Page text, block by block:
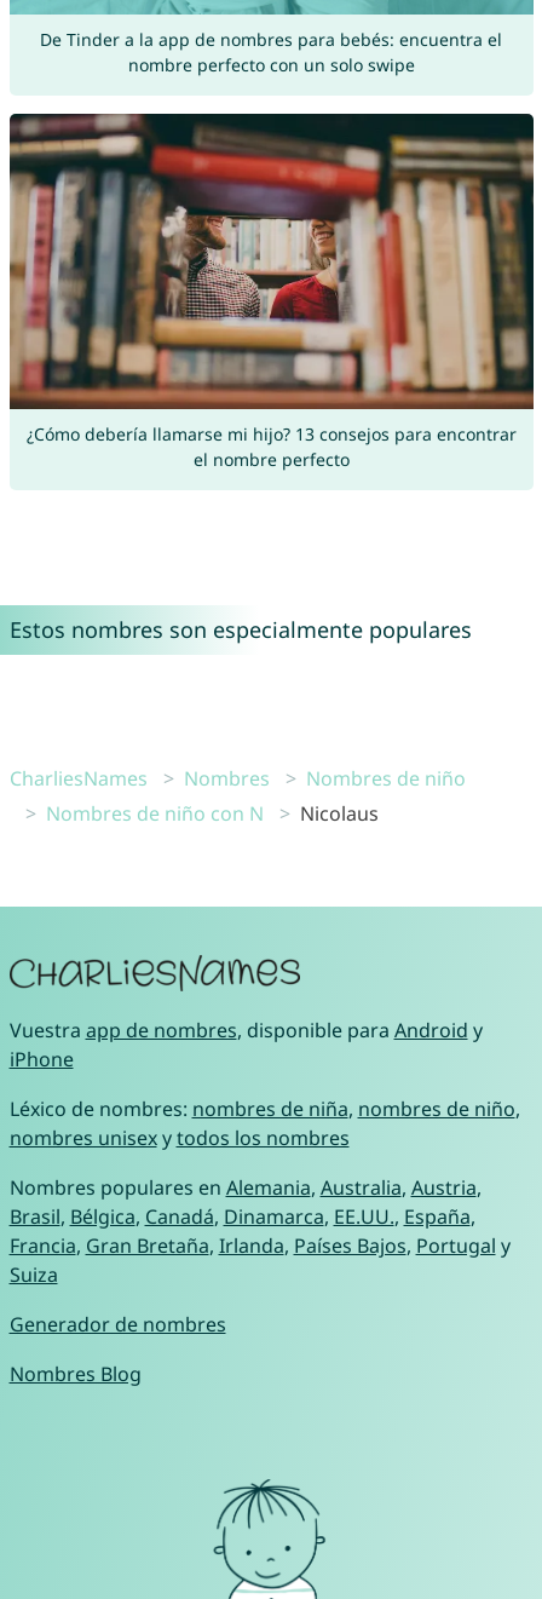
De Tinder a la app de nombres para bebés: encuentra el
nombre perfecto con un solo swipe
¿Cómo debería llamarse mi hijo? 13 consejos para encontrar
el nombre perfecto
Estos nombres son especialmente populares
CharliesNames Nombres
Nombres de niño
Nombres de niño con N
Nicolaus
Vuestra app de nombres, disponible para Android y
iPhone
Léxico de nombres: nombres de niña, nombres de niño,
nombres unisexytodos los nombres
Nombres populares en Alemania, Australia, Austria,
Brasil, Bélgica, Canadá, Dinamarca, EE.UU., España,
Francia, Gran Bretaña, Irlanda, Países Bajos, Portugal y
Suiza
Generador de nombres
Nombres Blog